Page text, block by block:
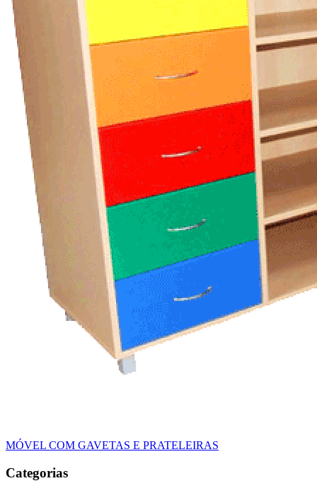
MÓVEL COM GAVETAS E PRATELEIRAS
Categorias